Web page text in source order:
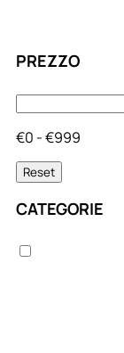
PREZZO
€0 - €999
Reset
CATEGORIE